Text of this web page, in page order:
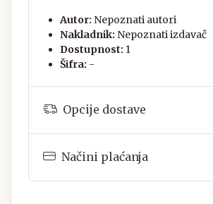
Autor: Nepoznati autori
Nakladnik: Nepoznati izdavač
Dostupnost: 1
Šifra: -
Opcije dostave
Načini plaćanja